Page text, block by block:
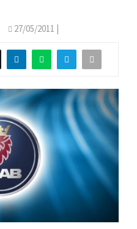
27/05/2011 |